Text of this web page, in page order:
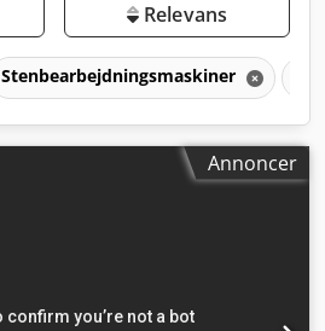
Relevans
Stenbearbejdningsmaskiner
Annoncer